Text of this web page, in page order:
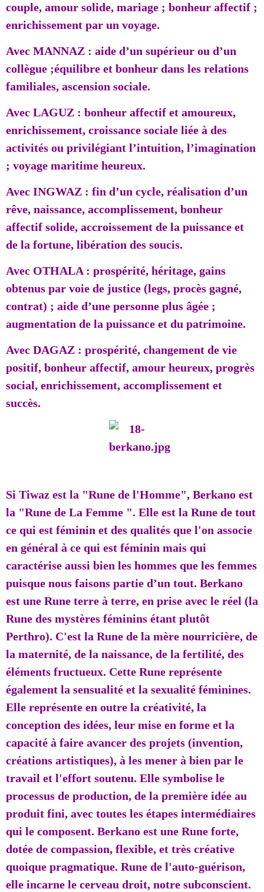
couple, amour solide, mariage ; bonheur affectif ;
enrichissement par un voyage.
Avec MANNAZ : aide d’un supérieur ou d’un
collègue ;équilibre et bonheur dans les relations
familiales, ascension sociale.
Avec LAGUZ : bonheur affectif et amoureux,
enrichissement, croissance sociale liée à des
activités ou privilégiant l’intuition, l’imagination
; voyage maritime heureux.
Avec INGWAZ : fin d’un cycle, réalisation d’un
rêve, naissance, accomplissement, bonheur
affectif solide, accroissement de la puissance et
de la fortune, libération des soucis.
Avec OTHALA : prospérité, héritage, gains
obtenus par voie de justice (legs, procès gagné,
contrat) ; aide d’une personne plus âgée ;
augmentation de la puissance et du patrimoine.
Avec DAGAZ : prospérité, changement de vie
positif, bonheur affectif, amour heureux, progrès
social, enrichissement, accomplissement et
succès.
Si Tiwaz est la "Rune de l'Homme", Berkano est
la "Rune de La Femme ". Elle est la Rune de tout
ce qui est féminin et des qualités que l'on associe
en général à ce qui est féminin mais qui
caractérise aussi bien les hommes que les femmes
puisque nous faisons partie d’un tout. Berkano
est une Rune terre à terre, en prise avec le réel (la
Rune des mystères féminins étant plutôt
Perthro). C'est la Rune de la mère nourricière, de
la maternité, de la naissance, de la fertilité, des
éléments fructueux. Cette Rune représente
également la sensualité et la sexualité féminines.
Elle représente en outre la créativité, la
conception des idées, leur mise en forme et la
capacité à faire avancer des projets (invention,
créations artistiques), à les mener à bien par le
travail et l'effort soutenu. Elle symbolise le
processus de production, de la première idée au
produit fini, avec toutes les étapes intermédiaires
qui le composent. Berkano est une Rune forte,
dotée de compassion, flexible, et très créative
quoique pragmatique. Rune de l'auto-guérison,
elle incarne le cerveau droit, notre subconscient.